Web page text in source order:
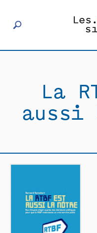
Éditeurs
Actualités
La
aussi